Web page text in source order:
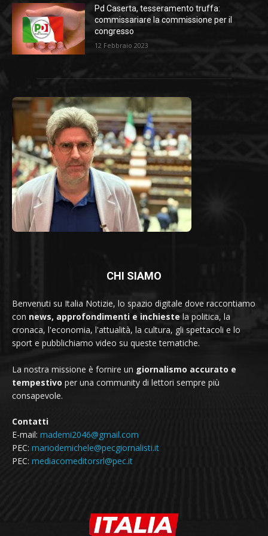
Pd Caserta, tesseramento truffa:
commissariare la commissione per il
congresso
12 Febbraio 2023
CHI SIAMO
Benvenuti su Italia Notizie, lo spazio digitale dove raccontiamo
con news, approfondimenti e inchieste la politica, la
cronaca, l'economia, l'attualità, la cultura, gli spettacoli e lo
sport e pubblichiamo video su queste tematiche.
La nostra missione è fornire un giornalismo accurato e
tempestivo per una community di lettori sempre più
consapevole.
Contatti
E-mail: mademi2046@gmail.com
PEC: mariodemichele@pecgiornalisti.it
PEC: mediacomeditorsrl@pec.it